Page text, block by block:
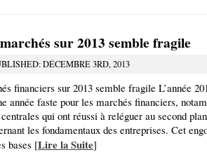
sur 2013 semble fragile
DÉCEMBRE 3RD, 2013
financiers sur 2013 semble fragile L’année
année faste pour les marchés financiers,
qui ont réussi à reléguer au second
les fondamentaux des entreprises. Cet
bases [Lire la Suite]